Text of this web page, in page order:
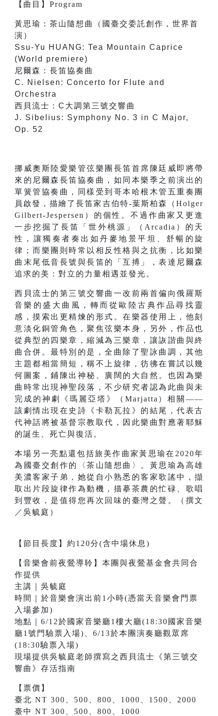
【 曲目 】 Program
黃思瑜：茶山隨想曲（國臺交委託創作，世界首
演）
Ssu-Yu HUANG: Tea Mountain Caprice
(World premiere)
尼爾森：長笛協奏曲
C. Nielsen: Concerto for Flute and
Orchestra
西貝流士：C大調第三號交響曲
J. Sibelius: Symphony No. 3 in C Major,
Op. 52
挪威奧斯陸愛樂管弦樂團長笛首席陳廷威即將帶
來的尼爾森長笛協奏曲，如同本樂季之前演出的
單簧管協奏曲，同樣受到哥本哈根木管五重奏團
員啟發，描繪了長笛家吉伯特-葉斯柏森（Holger
Gilbert-Jespersen）的個性。不過作曲家又更進
一步挖掘了長笛「世外桃源」（Arcadia）的天
性，讓獨奏者奏出如丹麥地景平坦、舒暢的旋
律；而樂團則時常以相反性格與之抗衡，比如樂
曲末尾低音長號與長笛的「互搏」，表達尼爾森
追求的美：對立的力量相遇並發光。
西貝流士的第三號交響曲一改前兩首偏向俄羅斯
音樂的盛大曲風，轉而從歐陸古典作品尋找靈
感，摸索出更精煉的形式。在樂器使用上，他刻
意淡化銅管角色，聚焦弦樂本身，另外，作品也
從典型的四樂章，縮減為三樂章，讓詼諧曲與終
曲合併。最特別的是，全曲除了聖詠曲調，其他
主題都相當簡短，稱不上旋律，彷彿在嘗試以幾
何圖案，鋪陳出神秘、廣闊的大自然。也因為樂
曲時常出現神聖段落，不少研究者認為此曲與未
完成的神劇《瑪麗亞塔》（Marjatta）相關——
該劇情出現在史詩《卡勒瓦拉》的結尾，代表古
代神話將被基督宗教取代，因此樂曲對應著耶穌
的誕生、死亡與復活。
本場另一亮點還包括旅美作曲家黃思瑜在2020年
為國臺交創作的〈茶山隨想曲〉。黃思瑜為高雄
美濃客家子弟，她從自小熟悉的客家歌謠中，擷
取出片段旋律作為動機，描摹茶農的忙碌、歌唱
到豐收，是值得您再次回味的臺灣之聲。（撰文
／吳毓庭）
【節目長度】約120分(含中場休息)
【音樂會前夜鶯導聆】本團與夜鶯基金會共同合
作提供
主講｜吳毓庭
時間｜於音樂會演出前1小時(憑當天音樂會門票
入場參加)
地點｜6/12於國家音樂廳1樓大廳(18:30國家音樂
廳1號門驗票入場)、6/13於本團演奏廳觀眾席
(18:30驗票入場)
現場提供吳毓庭老師撰寫之 西貝流士 《第三號交
響曲 》存活指南
【票價】
臺北 NT 300、500、800、1000、1500、2000
臺中 NT 300、500、800、1000